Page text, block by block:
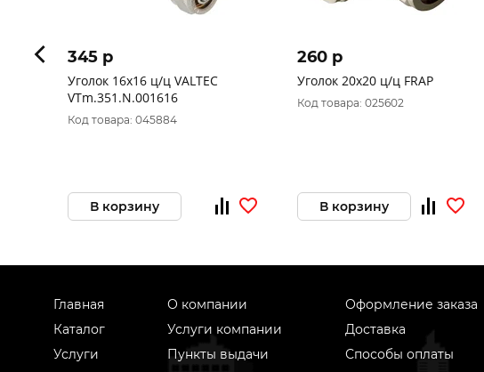
345 p
Уголок 16х16 ц/ц VALTEC
VTm.351.N.001616
Код товара: 045884
В корзину
260 p
Уголок 20х20 ц/ц FRAP
Код товара: 025602
В корзину
Главная
Каталог
Услуги
О компании
Услуги компании
Пункты выдачи
Оформление заказа
Доставка
Способы оплаты